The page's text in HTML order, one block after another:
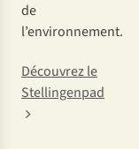
de
l’environnement.
Découvrez le
Stellingenpad